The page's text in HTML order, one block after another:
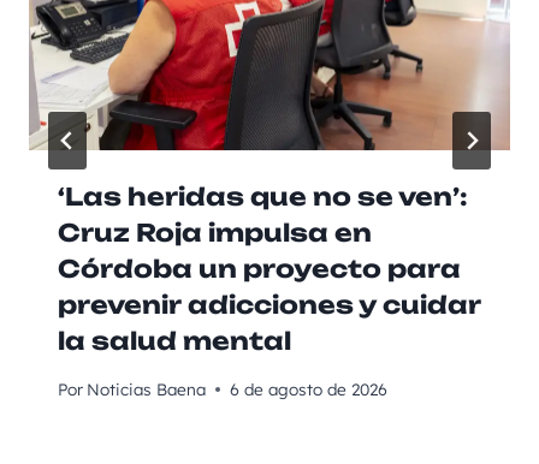
‘Las heridas que no se ven’:
Cruz Roja impulsa en
Córdoba un proyecto para
prevenir adicciones y cuidar
la salud mental
Por Noticias Baena 6 de agosto de 2026